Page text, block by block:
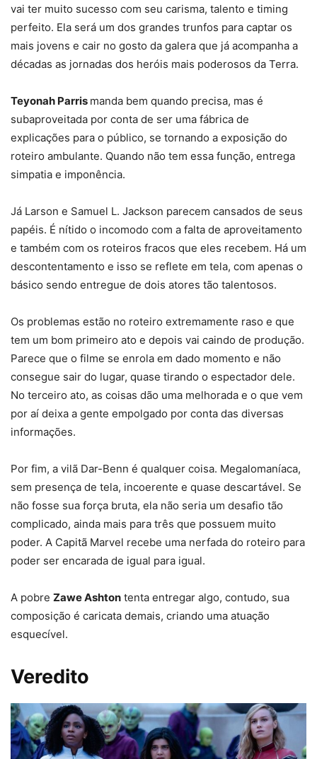
vai ter muito sucesso com seu carisma, talento e timing
perfeito. Ela será um dos grandes trunfos para captar os
mais jovens e cair no gosto da galera que já acompanha a
décadas as jornadas dos heróis mais poderosos da Terra.
Teyonah Parris manda bem quando precisa, mas é
subaproveitada por conta de ser uma fábrica de
explicações para o público, se tornando a exposição do
roteiro ambulante. Quando não tem essa função, entrega
simpatia e imponência.
Já Larson e Samuel L. Jackson parecem cansados de seus
papéis. É nítido o incomodo com a falta de aproveitamento
e também com os roteiros fracos que eles recebem. Há um
descontentamento e isso se reflete em tela, com apenas o
básico sendo entregue de dois atores tão talentosos.
Os problemas estão no roteiro extremamente raso e que
tem um bom primeiro ato e depois vai caindo de produção.
Parece que o filme se enrola em dado momento e não
consegue sair do lugar, quase tirando o espectador dele.
No terceiro ato, as coisas dão uma melhorada e o que vem
por aí deixa a gente empolgado por conta das diversas
informações.
Por fim, a vilã Dar-Benn é qualquer coisa. Megalomaníaca,
sem presença de tela, incoerente e quase descartável. Se
não fosse sua força bruta, ela não seria um desafio tão
complicado, ainda mais para três que possuem muito
poder. A Capitã Marvel recebe uma nerfada do roteiro para
poder ser encarada de igual para igual.
A pobre Zawe Ashton tenta entregar algo, contudo, sua
composição é caricata demais, criando uma atuação
esquecível.
Veredito